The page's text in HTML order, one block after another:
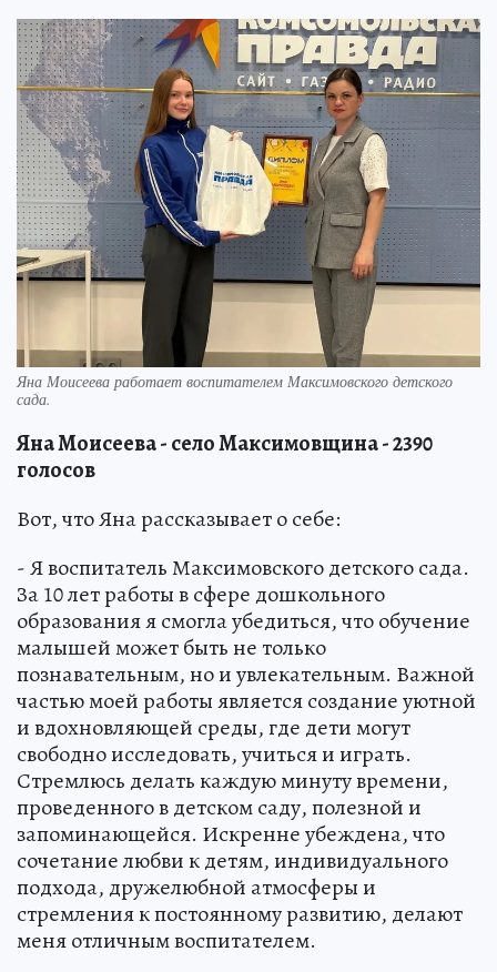
Яна Моисеева работает воспитателем Максимовского детского
сада.
Яна Моисеева - село Максимовщина - 2390
голосов
Вот, что Яна рассказывает о себе:
- Я воспитатель Максимовского детского сада.
За 10 лет работы в сфере дошкольного
образования я смогла убедиться, что обучение
малышей может быть не только
познавательным, но и увлекательным. Важной
частью моей работы является создание уютной
и вдохновляющей среды, где дети могут
свободно исследовать, учиться и играть.
Стремлюсь делать каждую минуту времени,
проведенного в детском саду, полезной и
запоминающейся. Искренне убеждена, что
сочетание любви к детям, индивидуального
подхода, дружелюбной атмосферы и
стремления к постоянному развитию, делают
меня отличным воспитателем.